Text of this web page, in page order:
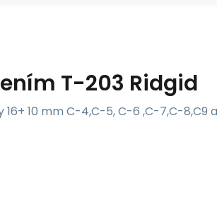
T-203 Ridgid
10 mm C-4,C-5, C-6 ,C-7,C-8,C9